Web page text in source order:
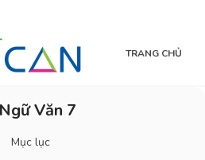
TRANG CHỦ
Ngữ Văn 7
Mục lục